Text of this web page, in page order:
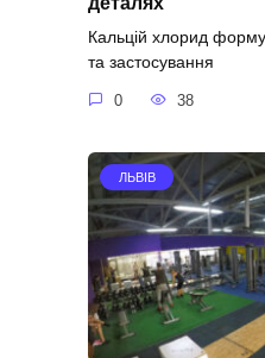
Кальцій хлорид
та застосування
0 38
ЛЬВІВ